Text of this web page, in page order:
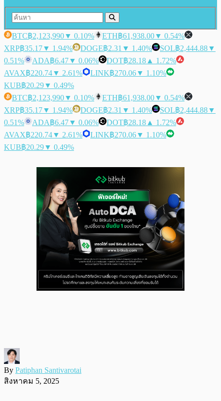
BTC฿2,123,990▼ 0.10% ETH฿61,938.00▼ 0.54%
XRP฿35.17▼ 1.94% DOGE฿2.31 ▼ 1.40% SOL฿2,444.88▼
0.51%
ADA฿6.47▼ 0.06% DOT฿28.18 ▲ 1.72%
AVAX฿220.74▼ 2.61% LINK฿270.06▼ 1.10%
KUB฿20.29▼ 0.49%
BTC฿2,123,990▼ 0.10% ETH฿61,938.00▼ 0.54%
XRP฿35.17▼ 1.94% DOGE฿2.31 ▼ 1.40% SOL฿2,444.88▼
0.51%
ADA฿6.47▼ 0.06% DOT฿28.18 ▲ 1.72%
AVAX฿220.74▼ 2.61% LINK฿270.06▼ 1.10%
KUB฿20.29▼ 0.49%
By Patiphan Santivarotai
สิงหาคม 5, 2025